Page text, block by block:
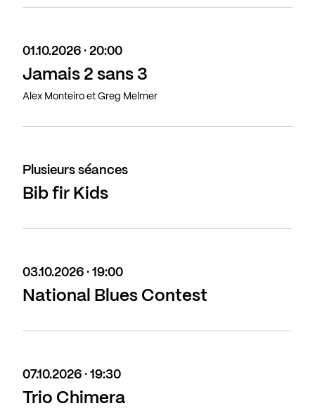
01.10.2026 · 20:00
Jamais 2 sans 3
Alex Monteiro et Greg Melmer
Plusieurs séances
Bib fir Kids
03.10.2026 · 19:00
National Blues Contest
07.10.2026 · 19:30
Trio Chimera